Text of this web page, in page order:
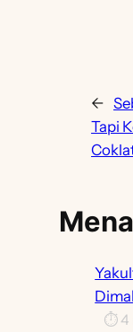
←
Tapi
⏱️ 4